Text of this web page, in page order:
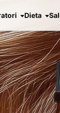
Dieta